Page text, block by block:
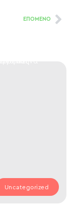
ΕΠΟΜΕΝΟ
Uncategorized